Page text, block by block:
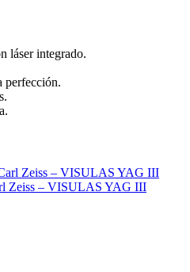
láser integrado.
perfección.
Zeiss – VISULAS YAG III